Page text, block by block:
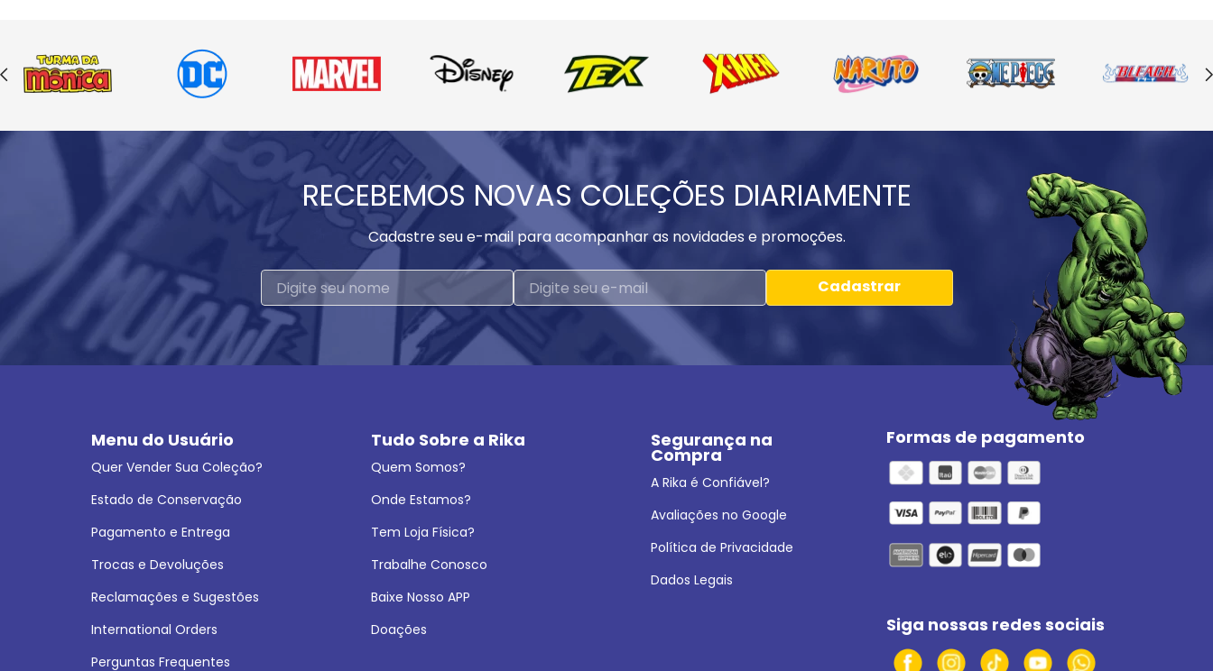
RECEBEMOS NOVAS COLEÇÕES DIARIAMENTE
Cadastre seu e-mail para acompanhar as novidades e promoções.
Cadastrar
Menu do Usuário
Quer Vender Sua Coleção?
Estado de Conservação
Pagamento e Entrega
Trocas e Devoluções
Reclamações e Sugestões
International Orders
Perguntas Frequentes
Tudo Sobre a Rika
Quem Somos?
Onde Estamos?
Tem Loja Física?
Trabalhe Conosco
Baixe Nosso APP
Doações
Segurança na
Compra
A Rika é Confiável?
Avaliações no Google
Política de Privacidade
Dados Legais
Formas de pagamento
Siga nossas redes sociais